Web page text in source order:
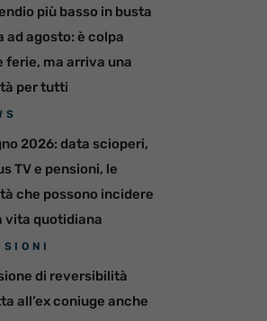
più basso in busta
ad agosto: è colpa
ferie, ma arriva una
per tutti
2026: data scioperi,
TV e pensioni, le
che possono incidere
vita quotidiana
di reversibilità
all’ex coniuge anche